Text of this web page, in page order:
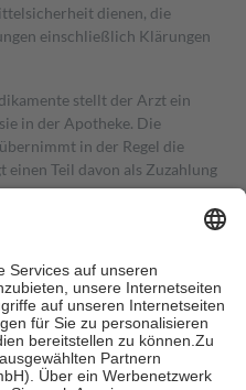
dienen, die
einschließlich Klärungen
stellt der Arzt ein
in der Apotheke. Die
in der Regel die
Teil davon als Zuzahlung
in Höhe von zehn
nie mehr als die tatsächlichen
für Online-Apotheken.
beträgt die
sowie zehn Euro je